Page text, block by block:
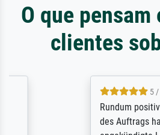
O que pensam
clientes
5 / 5
Rundum positive
des Auftrags hat eine